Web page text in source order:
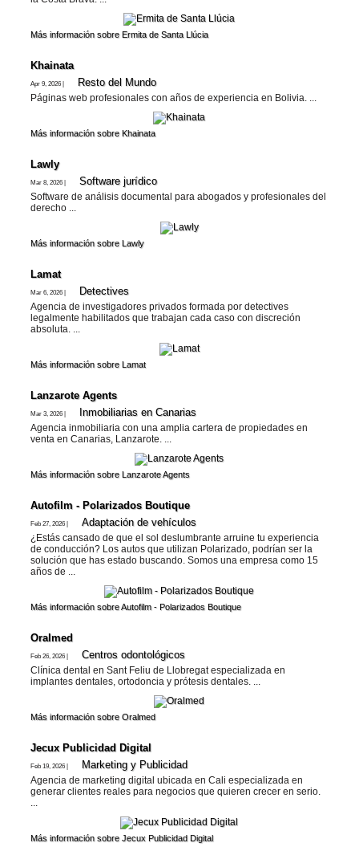
Más información sobre Ermita de Santa Llúcia
Khainata
Apr 9, 2026 | Resto del Mundo
Páginas web profesionales con años de experiencia en Bolivia. ...
Más información sobre Khainata
Lawly
Mar 8, 2026 | Software jurí­dico
Software de análisis documental para abogados y profesionales del
derecho ...
Más información sobre Lawly
Lamat
Mar 6, 2026 | Detectives
Agencia de investigadores privados formada por detectives
legalmente habilitados que trabajan cada caso con discreción
absoluta. ...
Más información sobre Lamat
Lanzarote​ Agents
Mar 3, 2026 | Inmobiliarias en Canarias
Agencia inmobiliaria con una amplia cartera de propiedades en
venta en Canarias, Lanzarote. ...
Más información sobre Lanzarote​ Agents
Autofilm - Polarizados Boutique
Feb 27, 2026 | Adaptación de vehí­culos
¿Estás cansado de que el sol deslumbrante arruine tu experiencia
de conducción? Los autos que utilizan Polarizado, podrían ser la
solución que has estado buscando. Somos una empresa como 15
años de ...
Más información sobre Autofilm - Polarizados Boutique
Oralmed
Feb 26, 2026 | Centros odontológicos
Clínica dental en Sant Feliu de Llobregat especializada en
implantes dentales, ortodoncia y prótesis dentales. ...
Más información sobre Oralmed
Jecux Publicidad Digital
Feb 19, 2026 | Marketing y Publicidad
Agencia de marketing digital ubicada en Cali especializada en
generar clientes reales para negocios que quieren crecer en serio.
Más información sobre Jecux Publicidad Digital